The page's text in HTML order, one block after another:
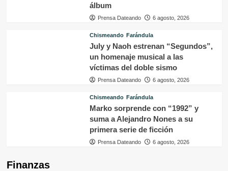
álbum
Prensa Dateando 6 agosto, 2026
Chismeando Farándula
July y Naoh estrenan “Segundos”,
un homenaje musical a las
víctimas del doble sismo
Prensa Dateando 6 agosto, 2026
Chismeando Farándula
Marko sorprende con “1992” y
suma a Alejandro Nones a su
primera serie de ficción
Prensa Dateando 6 agosto, 2026
Finanzas